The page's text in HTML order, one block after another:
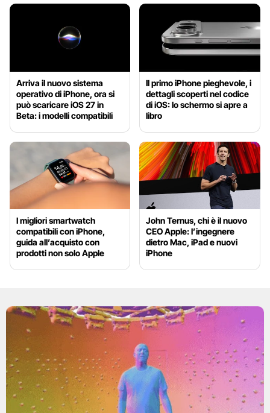
Arriva il nuovo sistema
operativo di iPhone, ora si
può scaricare iOS 27 in
Beta: i modelli compatibili
Il primo iPhone pieghevole, i
dettagli scoperti nel codice
di iOS: lo schermo si apre a
libro
I migliori smartwatch
compatibili con iPhone,
guida all’acquisto con
prodotti non solo Apple
John Ternus, chi è il nuovo
CEO Apple: l’ingegnere
dietro Mac, iPad e nuovi
iPhone